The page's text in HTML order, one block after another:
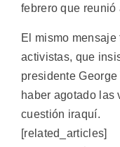
febrero que reunió
El mismo
activistas, que
presidente
haber agotado las
cuestión iraquí.
[related_articles]